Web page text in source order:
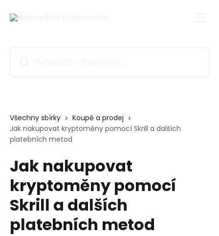
Všechny sbírky
Koupě a prodej
Jak nakupovat kryptoměny pomocí Skrill a dalších
platebních metod
Jak nakupovat
kryptoměny pomocí
Skrill a dalších
platebních metod